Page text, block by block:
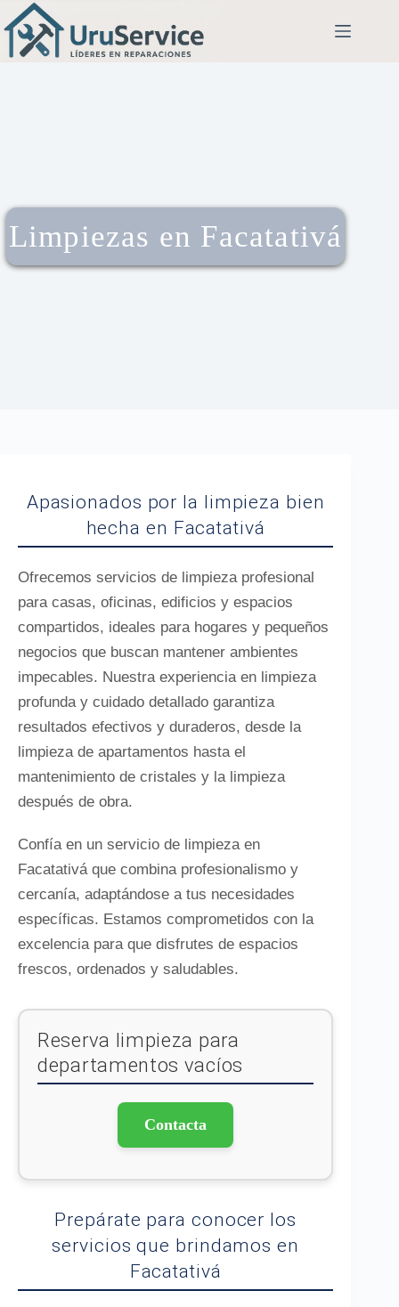
Limpiezas en Facatativá
Apasionados por la limpieza bien
hecha en Facatativá
Ofrecemos servicios de limpieza profesional
para casas, oficinas, edificios y espacios
compartidos, ideales para hogares y pequeños
negocios que buscan mantener ambientes
impecables. Nuestra experiencia en limpieza
profunda y cuidado detallado garantiza
resultados efectivos y duraderos, desde la
limpieza de apartamentos hasta el
mantenimiento de cristales y la limpieza
después de obra.
Confía en un servicio de limpieza en
Facatativá que combina profesionalismo y
cercanía, adaptándose a tus necesidades
específicas. Estamos comprometidos con la
excelencia para que disfrutes de espacios
frescos, ordenados y saludables.
Reserva limpieza para
departamentos vacíos
Contacta
Prepárate para conocer los
servicios que brindamos en
Facatativá